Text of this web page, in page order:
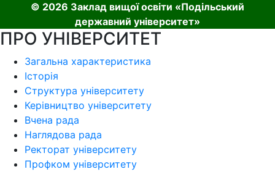
© 2026 Заклад вищої освіти «Подільський
державний університет»
ПРО УНІВЕРСИТЕТ
Загальна характеристика
Історія
Структура університету
Керівництво університету
Вчена рада
Наглядова рада
Ректорат університету
Профком університету